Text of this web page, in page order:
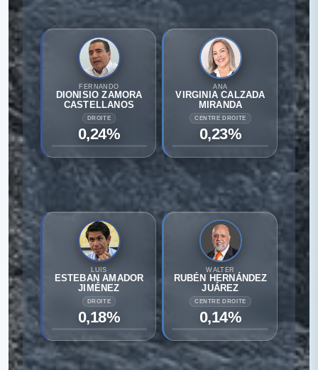
FERNANDO
DIONISIO ZAMORA
CASTELLANOS
DROITE
0,24%
ANA
VIRGINIA CALZADA
MIRANDA
CENTRE DROITE
0,23%
LUIS
ESTEBAN AMADOR
JIMÉNEZ
DROITE
0,18%
WALTER
RUBÉN HERNÁNDEZ
JUÁREZ
CENTRE DROITE
0,14%